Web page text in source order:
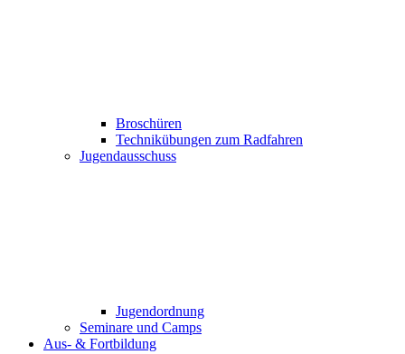
Broschüren
Technikübungen zum Radfahren
Jugendausschuss
Jugendordnung
Seminare und Camps
Aus- & Fortbildung